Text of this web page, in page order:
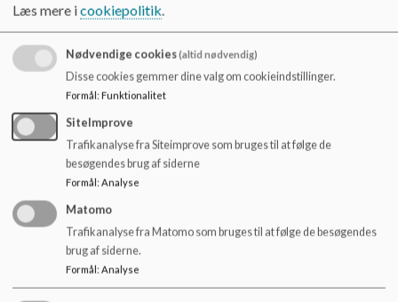
i
Dokumenter
Princip for lejrskoler.pdf
Nydamskolen
Skolevej 21, V. Sottrup
nydamskolen@sonderborg.dk
88724391
/tilgaengelighedserklaering
Sitemap
Læs mere icookiepolitik.
Nødvendige cookies(altid nødvendig)
Disse cookies gemmer dine valg om cookieindstillinger.
Formål: Funktionalitet
SiteImprove
Trafikanalyse fra Siteimprove som bruges til at følge de
besøgendes brug af siderne
Formål: Analyse
Matomo
Trafikanalyse fra Matomo som bruges til at følge de besøgendes
brug af siderne.
Formål: Analyse